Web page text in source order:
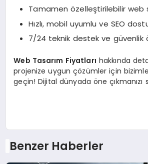
Tamamen özelleştirilebilir web
Hızlı, mobil uyumlu ve SEO
7/24 teknik destek ve güvenlik
Web Tasarım Fiyatları hakkında
projenize uygun çözümler için
geçin! Dijital dünyada öne çıkmanızı
Benzer Haberler